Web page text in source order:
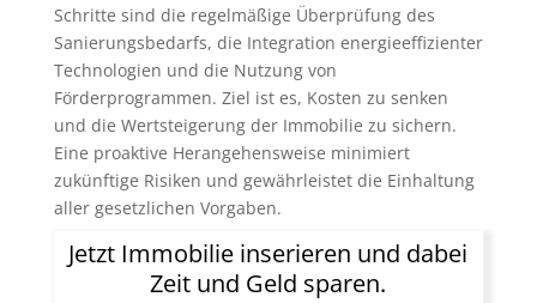
Schritte sind die regelmäßige Überprüfung des
Sanierungsbedarfs, die Integration energieeffizienter
Technologien und die Nutzung von
Förderprogrammen. Ziel ist es, Kosten zu senken
und die Wertsteigerung der Immobilie zu sichern.
Eine proaktive Herangehensweise minimiert
zukünftige Risiken und gewährleistet die Einhaltung
aller gesetzlichen Vorgaben.
Jetzt Immobilie inserieren und dabei
Zeit und Geld sparen.